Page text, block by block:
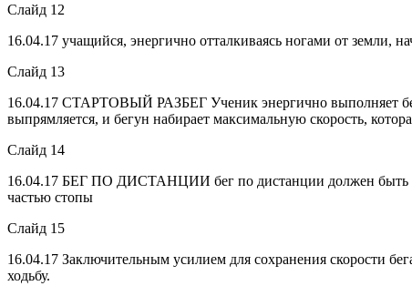
Слайд 12
16.04.17 учащийся, энергично отталкиваясь ногами от земли,
Слайд 13
16.04.17 СТАРТОВЫЙ РАЗБЕГ Ученик энергично выполняет
выпрямляется, и бегун набирает максимальную скорость,
Слайд 14
16.04.17 БЕГ ПО ДИСТАНЦИИ бег по дистанции должен быть
частью стопы
Слайд 15
16.04.17 Заключительным усилием для сохранения скорости
ходьбу.